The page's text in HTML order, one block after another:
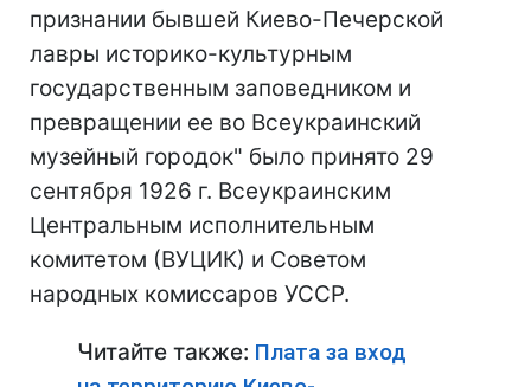
признании бывшей Киево-Печерской
лавры историко-культурным
государственным заповедником и
превращении ее во Всеукраинский
музейный городок" было принято 29
сентября 1926 г. Всеукраинским
Центральным исполнительным
комитетом (ВУЦИК) и Советом
народных комиссаров УССР.
Читайте также: Плата за вход